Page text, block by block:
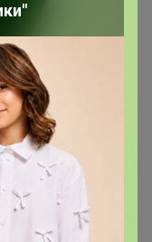
для
для кухни,
750